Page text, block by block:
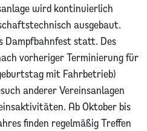
wird kontinuierlich
ausgebaut.
Dampfbahnfest statt. Des
vorheriger Terminierung für
mit Fahrbetrieb)
anderer Vereinsanlagen
Ab Oktober bis
finden regelmäßig Treffen